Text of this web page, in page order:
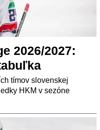
2026/2027:
tímov slovenskej
HKM v sezóne